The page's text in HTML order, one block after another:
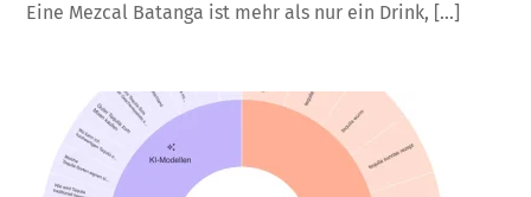
Eine Mezcal Batanga ist mehr als nur ein Drink, […]